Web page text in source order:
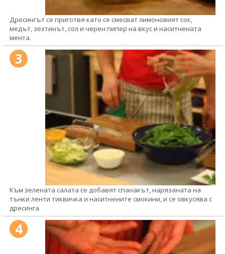
Дресингът се приготвя като се смесват лимоновият сок,
медът, зехтинът, сол и черен пипер на вкус и наситнената
мента.
3
Към зелената салата се добавят спанакът, нарязаната на
тънки ленти тиквичка и наситнените смокини, и се овкусява с
дресинга.
4